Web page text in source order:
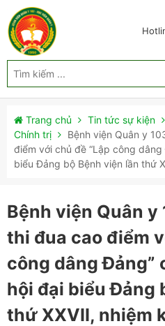
Trang chủ Tin tức sự kiện
Chính trị
Bệnh viện Quân y
điểm với chủ đề “Lập công
biểu Đảng bộ Bệnh viện lần thứ
Bệnh viện Quân
thi đua cao điểm
công dâng Đảng”
hội đại biểu Đảng
thứ XXVII, nhiệm